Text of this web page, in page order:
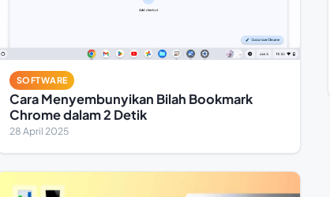
SOFTWARE
Cara Menyembunyikan Bilah Bookmark
Chrome dalam 2 Detik
28 April 2025